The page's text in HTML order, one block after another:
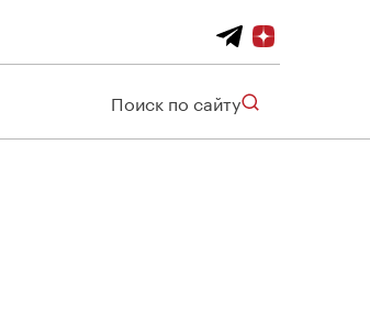
Поиск по сайту